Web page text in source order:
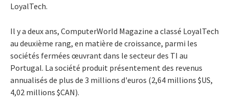
LoyalTech.
Il y a deux ans, ComputerWorld Magazine a classé LoyalTech
au deuxième rang, en matière de croissance, parmi les
sociétés fermées œuvrant dans le secteur des TI au
Portugal. La société produit présentement des revenus
annualisés de plus de 3 millions d'euros (2,64 millions $US,
4,02 millions $CAN).